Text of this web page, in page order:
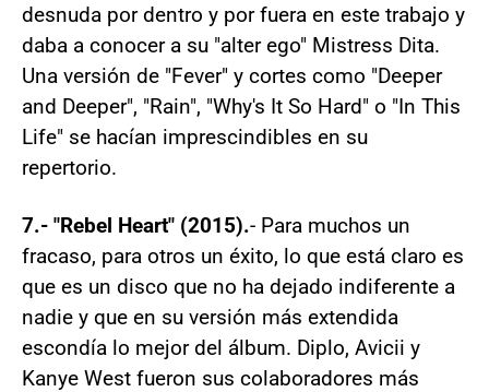
desnuda por dentro y por fuera en este trabajo y
daba a conocer a su "alter ego" Mistress Dita.
Una versión de "Fever" y cortes como "Deeper
and Deeper", "Rain", "Why's It So Hard" o "In This
Life" se hacían imprescindibles en su
repertorio.
7.- "Rebel Heart" (2015).- Para muchos un
fracaso, para otros un éxito, lo que está claro es
que es un disco que no ha dejado indiferente a
nadie y que en su versión más extendida
escondía lo mejor del álbum. Diplo, Avicii y
Kanye West fueron sus colaboradores más